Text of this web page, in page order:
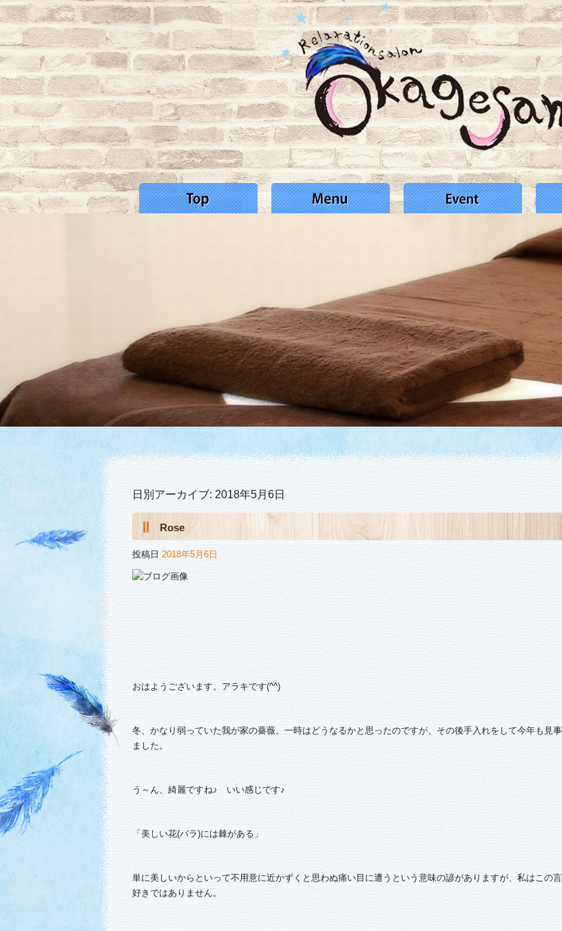
日別アーカイブ: 2018年5月6日
Rose
投稿日 2018年5月6日
おはようございます。アラキです(^^)
冬、かなり弱っていた我が家の薔薇。一時はどうなるかと思ったのですが、その後手入れをして今年も見
ました。
う～ん、綺麗ですね♪ いい感じです♪
「美しい花(バラ)には棘がある」
単に美しいからといって不用意に近かずくと思わぬ痛い目に遭うという意味の諺がありますが、私はこの
好きではありません。